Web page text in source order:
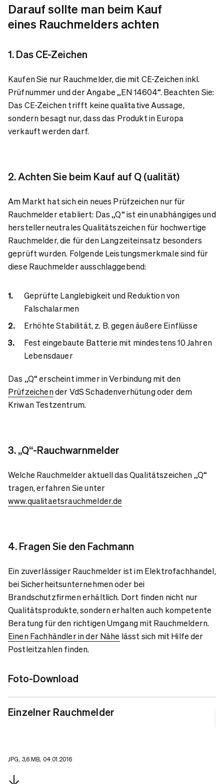
Darauf sollte man beim Kauf
eines Rauchmelders achten
1. Das CE-Zeichen
Kaufen Sie nur Rauchmelder, die mit CE-Zeichen inkl.
Prüfnummer und der Angabe „EN 14604“. Beachten Sie:
Das CE-Zeichen trifft keine qualitative Aussage,
sondern besagt nur, dass das Produkt in Europa
verkauft werden darf.
2. Achten Sie beim Kauf auf Q (ualität)
Am Markt hat sich ein neues Prüfzeichen nur für
Rauchmelder etabliert: Das „Q“ ist ein unabhängiges und
herstellerneutrales Qualitätszeichen für hochwertige
Rauchmelder, die für den Langzeiteinsatz besonders
geprüft wurden. Folgende Leistungsmerkmale sind für
diese Rauchmelder ausschlaggebend:
Geprüfte Langlebigkeit und Reduktion von
Falschalarmen
Erhöhte Stabilität, z. B. gegen äußere Einflüsse
Fest eingebaute Batterie mit mindestens 10 Jahren
Lebensdauer
Das „Q“ erscheint immer in Verbindung mit den
Prüfzeichender VdS Schadenverhütung oder dem
Kriwan Testzentrum.
3. „Q“-Rauchwarnmelder
Welche Rauchmelder aktuell das Qualitätszeichen „Q“
tragen, erfahren Sie unter
www.qualitaetsrauchmelder.de
4. Fragen Sie den Fachmann
Ein zuverlässiger Rauchmelder ist im Elektrofachhandel,
bei Sicherheitsunternehmen oder bei
Brandschutzfirmen erhältlich. Dort finden nicht nur
Qualitätsprodukte, sondern erhalten auch kompetente
Beratung für den richtigen Umgang mit Rauchmeldern.
Einen Fachhändler in der Nähe lässt sich mit Hilfe der
Postleitzahlen finden.
Foto-Download
Einzelner Rauchmelder
JPG, 3,6 MB, 04.01.2016